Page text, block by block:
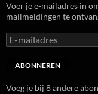
Voer je e-mailadres in
mailmeldingen te
E-
mailadres
ABONNEREN
Voeg je bij 8 andere